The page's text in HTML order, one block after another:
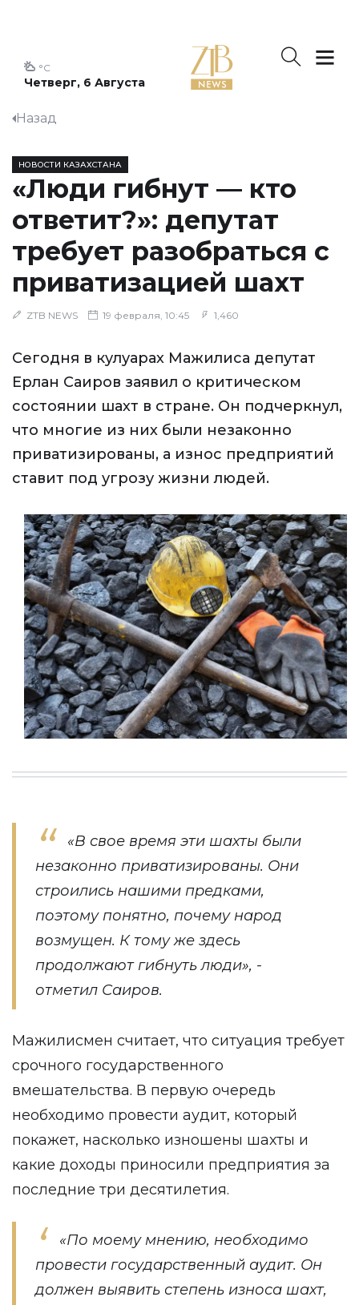
Четверг, 6 Августа
°C
Назад
НОВОСТИ КАЗАХСТАНА
«Люди гибнут — кто
ответит?»: депутат
требует разобраться с
приватизацией шахт
ZTB NEWS 19 февраля, 10:45 1,460
Сегодня в кулуарах Мажилиса депутат
Ерлан Саиров заявил о критическом
состоянии шахт в стране. Он подчеркнул,
что многие из них были незаконно
приватизированы, а износ предприятий
ставит под угрозу жизни людей.
«В свое время эти шахты были
незаконно приватизированы. Они
строились нашими предками,
поэтому понятно, почему народ
возмущен. К тому же здесь
продолжают гибнуть люди», -
отметил Саиров.
Мажилисмен считает, что ситуация требует
срочного государственного
вмешательства. В первую очередь
необходимо провести аудит, который
покажет, насколько изношены шахты и
какие доходы приносили предприятия за
последние три десятилетия.
«По моему мнению, необходимо
провести государственный аудит. Он
должен выявить степень износа шахт,